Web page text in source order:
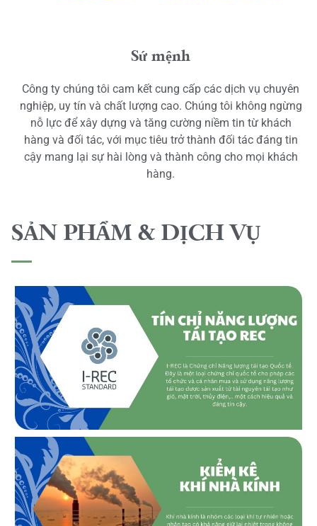
Sứ mệnh
Công ty chúng tôi cam kết cung cấp các dịch vụ chuyên
nghiệp, uy tín và chất lượng cao. Chúng tôi không ngừng
nỗ lực để xây dựng và tăng cường niềm tin từ khách
hàng và đối tác, với mục tiêu trở thành đối tác đáng tin
cậy mang lại sự hài lòng và thành công cho mọi khách
hàng.
SẢN PHẨM & DỊCH VỤ